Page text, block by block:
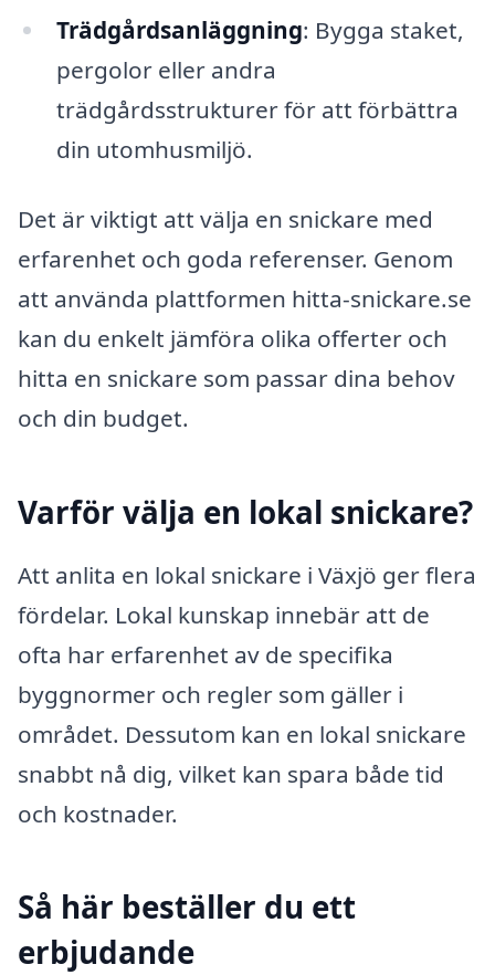
Trädgårdsanläggning: Bygga staket,
pergolor eller andra
trädgårdsstrukturer för att förbättra
din utomhusmiljö.
Det är viktigt att välja en snickare med
erfarenhet och goda referenser. Genom
att använda plattformen hitta-snickare.se
kan du enkelt jämföra olika offerter och
hitta en snickare som passar dina behov
och din budget.
Varför välja en lokal snickare?
Att anlita en lokal snickare i Växjö ger flera
fördelar. Lokal kunskap innebär att de
ofta har erfarenhet av de specifika
byggnormer och regler som gäller i
området. Dessutom kan en lokal snickare
snabbt nå dig, vilket kan spara både tid
och kostnader.
Så här beställer du ett
erbjudande